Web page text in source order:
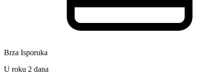
Brza Isporuka
U roku 2 dana